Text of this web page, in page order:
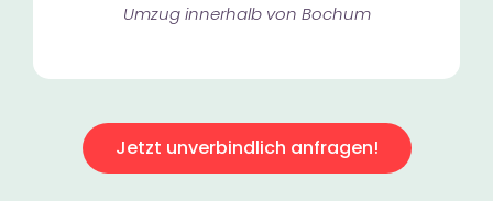
Umzug innerhalb von Bochum​
Jetzt unverbindlich anfragen!